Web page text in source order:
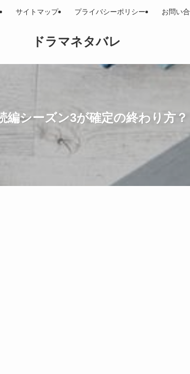
ドラマネタバレ
サイトマップ プライバシーポリシー お問い
シーズン3が確定の終わり方？